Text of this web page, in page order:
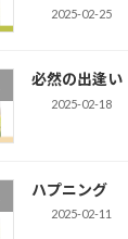
2025-02-25
必然の出逢い
2025-02-18
ハプニング
2025-02-11